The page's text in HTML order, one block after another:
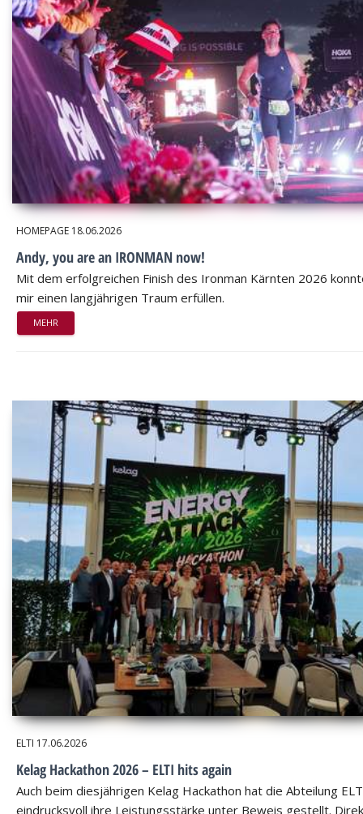
HOMEPAGE 18.06.2026
Andy, you are an IRONMAN now!
Mit dem erfolgreichen Finish des Ironman Kärnten 2026
mir einen langjährigen Traum erfüllen.
MEHR
ELTI 17.06.2026
Kelag Hackathon 2026 – ELTI hits again
Auch beim diesjährigen Kelag Hackathon hat die Abteilung
eindrucksvoll ihre Leistungsstärke unter Beweis gestellt.